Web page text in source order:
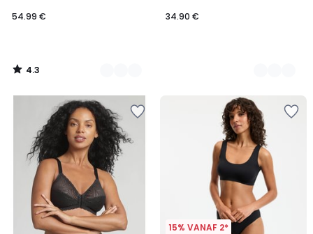
54.99 €
4.3
/
34.90 €
15% VANAF 2*